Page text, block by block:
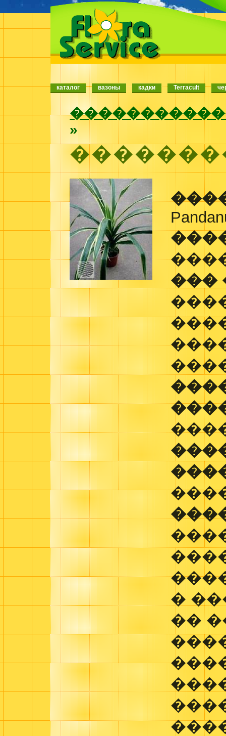
каталог вазоны кадки Terracult
»
���
�
��